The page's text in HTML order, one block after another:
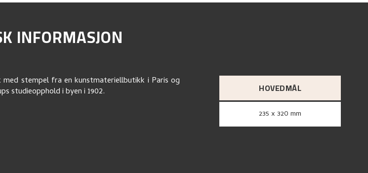
INFORMASJON
stempel fra en kunstmateriellbutikk i Paris og
studieopphold i byen i 1902.
HOVEDMÅL
235 x 320 mm